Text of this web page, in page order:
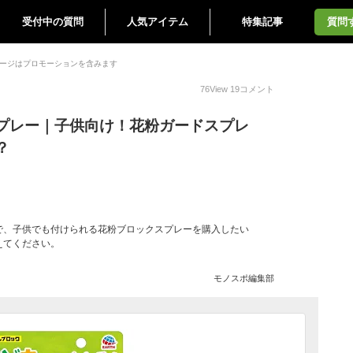
受付中の質問 人気アイテム 特集記事 質問
ジはプロモーションを含みます
76View 19コメント
レー｜子供向け！花粉ガードスプレ
子供でも付けられる花粉ブロックスプレーを購入したい
ください。
モノスポ編集部